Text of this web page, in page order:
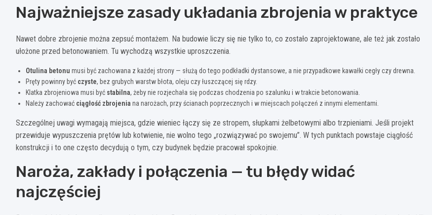
Najważniejsze zasady układania zbrojenia w praktyce
Nawet dobre zbrojenie można zepsuć montażem. Na budowie liczy się nie tylko to, co zostało zaprojektowane, ale też jak zostało
ułożone przed betonowaniem. Tu wychodzą wszystkie uproszczenia.
Otulina betonu musi być zachowana z każdej strony — służą do tego podkładki dystansowe, a nie przypadkowe kawałki cegły czy drewna.
Pręty powinny być czyste, bez grubych warstw błota, oleju czy łuszczącej się rdzy.
Klatka zbrojeniowa musi być stabilna, żeby nie rozjechała się podczas chodzenia po szalunku i w trakcie betonowania.
Należy zachować ciągłość zbrojenia na narożach, przy ścianach poprzecznych i w miejscach połączeń z innymi elementami.
Szczególnej uwagi wymagają miejsca, gdzie wieniec łączy się ze stropem, słupkami żelbetowymi albo trzpieniami. Jeśli projekt
przewiduje wypuszczenia prętów lub kotwienie, nie wolno tego „rozwiązywać po swojemu”. W tych punktach powstaje ciągłość
konstrukcji i to one często decydują o tym, czy budynek będzie pracował spokojnie.
Naroża, zakłady i połączenia — tu błędy widać
najczęściej